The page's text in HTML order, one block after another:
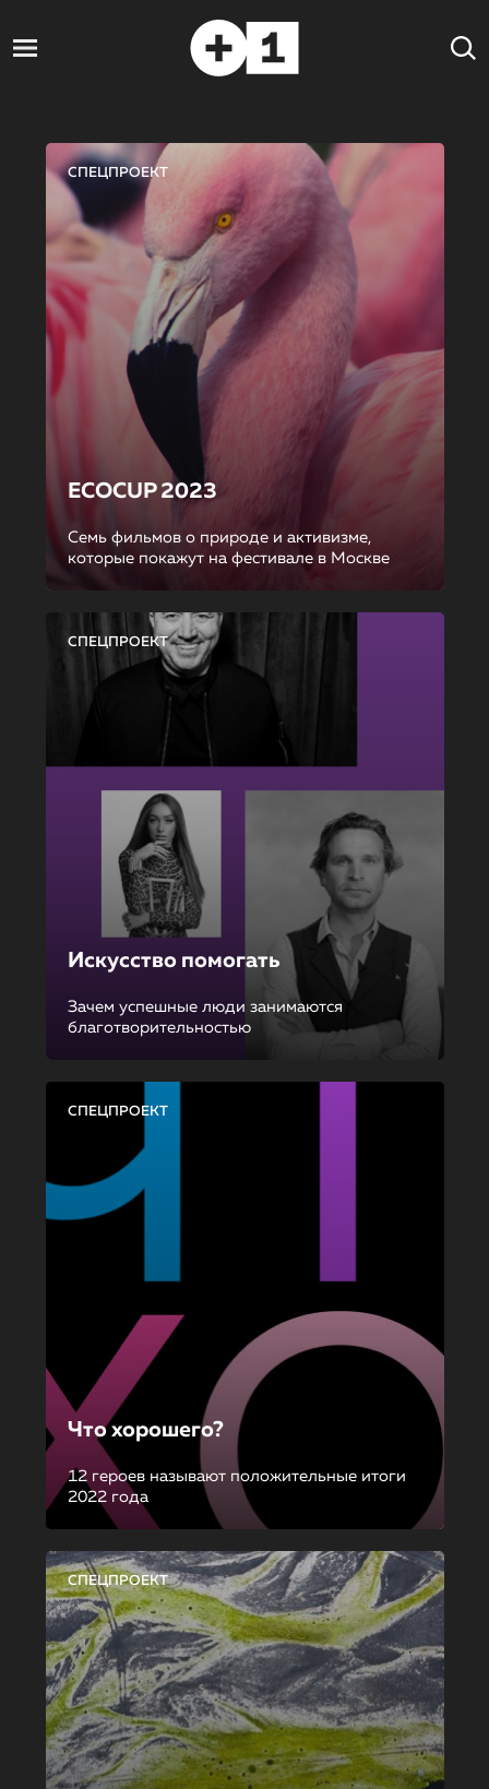
СПЕЦПРОЕКТ
ECOCUP 2023
Семь фильмов о природе и активизме,
которые покажут на фестивале в Москве
СПЕЦПРОЕКТ
Искусство помогать
Зачем успешные люди занимаются
благотворительностью
СПЕЦПРОЕКТ
Что хорошего?
12 героев называют положительные итоги
2022 года
СПЕЦПРОЕКТ